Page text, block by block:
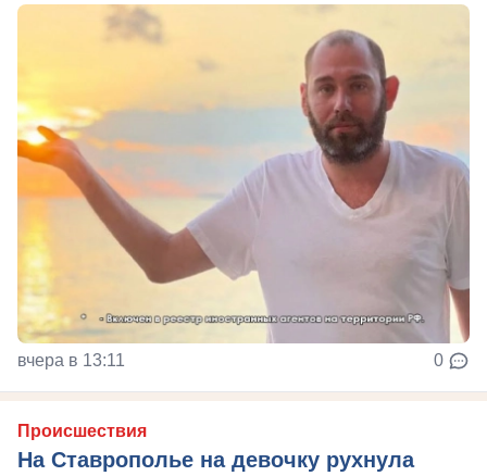
вчера в 13:11 0
Происшествия
На Ставрополье на девочку рухнула